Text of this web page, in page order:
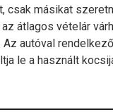
csak másikat
átlagos vételár
autóval
le a használt